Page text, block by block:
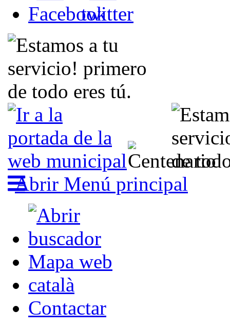
Abrir Menú principal
Mapa web
català
Contactar